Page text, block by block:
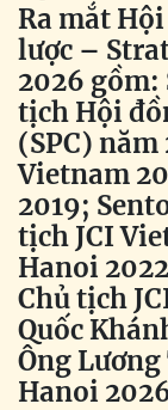
Ra mắt
lược –
2026 gồm:
tịch Hội
(SPC) năm
Vietnam
2019;
tịch JCI
Hanoi
Chủ tịch
Quốc
Ông
Hanoi